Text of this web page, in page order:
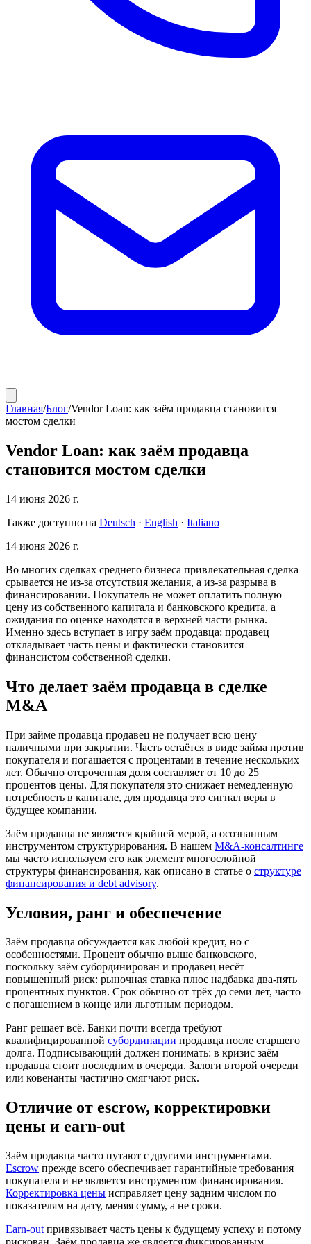
Главная/Блог/Vendor Loan: как заём продавца становится
мостом сделки
Vendor Loan: как заём продавца
становится мостом сделки
14 июня 2026 г.
Также доступно на Deutsch · English · Italiano
14 июня 2026 г.
Во многих сделках среднего бизнеса привлекательная сделка
срывается не из-за отсутствия желания, а из-за разрыва в
финансировании. Покупатель не может оплатить полную
цену из собственного капитала и банковского кредита, а
ожидания по оценке находятся в верхней части рынка.
Именно здесь вступает в игру заём продавца: продавец
откладывает часть цены и фактически становится
финансистом собственной сделки.
Что делает заём продавца в сделке
M&A
При займе продавца продавец не получает всю цену
наличными при закрытии. Часть остаётся в виде займа против
покупателя и погашается с процентами в течение нескольких
лет. Обычно отсроченная доля составляет от 10 до 25
процентов цены. Для покупателя это снижает немедленную
потребность в капитале, для продавца это сигнал веры в
будущее компании.
Заём продавца не является крайней мерой, а осознанным
инструментом структурирования. В нашем M&A-консалтинге
мы часто используем его как элемент многослойной
структуры финансирования, как описано в статье о структуре
финансирования и debt advisory.
Условия, ранг и обеспечение
Заём продавца обсуждается как любой кредит, но с
особенностями. Процент обычно выше банковского,
поскольку заём субординирован и продавец несёт
повышенный риск: рыночная ставка плюс надбавка два-пять
процентных пунктов. Срок обычно от трёх до семи лет, часто
с погашением в конце или льготным периодом.
Ранг решает всё. Банки почти всегда требуют
квалифицированной субординации продавца после старшего
долга. Подписывающий должен понимать: в кризис заём
продавца стоит последним в очереди. Залоги второй очереди
или ковенанты частично смягчают риск.
Отличие от escrow, корректировки
цены и earn-out
Заём продавца часто путают с другими инструментами.
Escrow прежде всего обеспечивает гарантийные требования
покупателя и не является инструментом финансирования.
Корректировка цены исправляет цену задним числом по
показателям на дату, меняя сумму, а не сроки.
Earn-out привязывает часть цены к будущему успеху и потому